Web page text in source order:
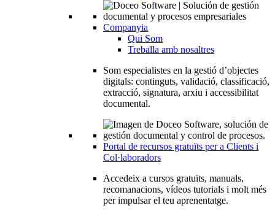
Companyia
Qui Som
Treballa amb nosaltres
Som especialistes en la gestió d’objectes
digitals: continguts, validació, classificació,
extracció, signatura, arxiu i accessibilitat
documental.
Portal de recursos gratuïts per a Clients i
Col·laboradors
Accedeix a cursos gratuïts, manuals,
recomanacions, vídeos tutorials i molt més
per impulsar el teu aprenentatge.